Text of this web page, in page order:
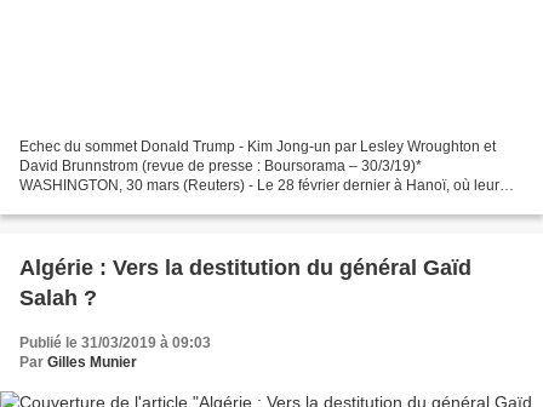
Echec du sommet Donald Trump - Kim Jong-un par Lesley Wroughton et
David Brunnstrom (revue de presse : Boursorama – 30/3/19)*
WASHINGTON, 30 mars (Reuters) - Le 28 février dernier à Hanoï, où leur
Algérie : Vers la destitution du général Gaïd
Salah ?
Publié le 31/03/2019 à 09:03
Par Gilles Munier